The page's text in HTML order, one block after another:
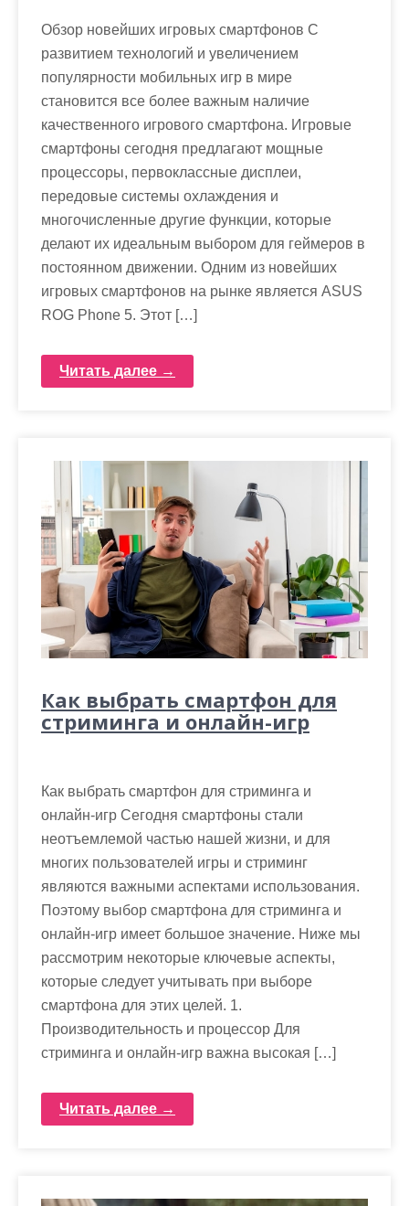
Обзор новейших игровых смартфонов С
развитием технологий и увеличением
популярности мобильных игр в мире
становится все более важным наличие
качественного игрового смартфона. Игровые
смартфоны сегодня предлагают мощные
процессоры, первоклассные дисплеи,
передовые системы охлаждения и
многочисленные другие функции, которые
делают их идеальным выбором для геймеров в
постоянном движении. Одним из новейших
игровых смартфонов на рынке является ASUS
ROG Phone 5. Этот […]
Читать далее →
Как выбрать смартфон для
стриминга и онлайн-игр
Как выбрать смартфон для стриминга и
онлайн-игр Сегодня смартфоны стали
неотъемлемой частью нашей жизни, и для
многих пользователей игры и стриминг
являются важными аспектами использования.
Поэтому выбор смартфона для стриминга и
онлайн-игр имеет большое значение. Ниже мы
рассмотрим некоторые ключевые аспекты,
которые следует учитывать при выборе
смартфона для этих целей. 1.
Производительность и процессор Для
стриминга и онлайн-игр важна высокая […]
Читать далее →